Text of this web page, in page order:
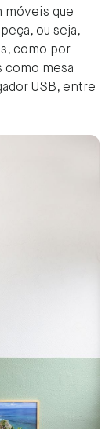
móveis que
ou seja,
como por
como mesa
USB, entre